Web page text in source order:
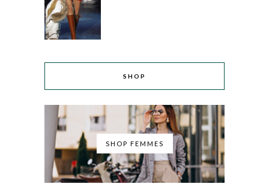
SHOP
SHOP FEMMES